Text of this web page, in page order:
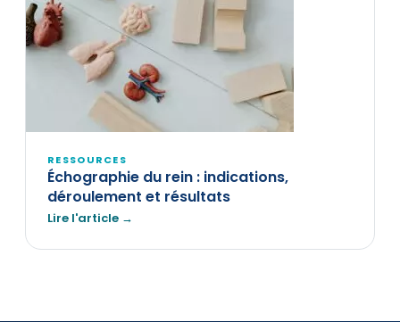
RESSOURCES
Échographie du rein : indications,
déroulement et résultats
Lire l'article →